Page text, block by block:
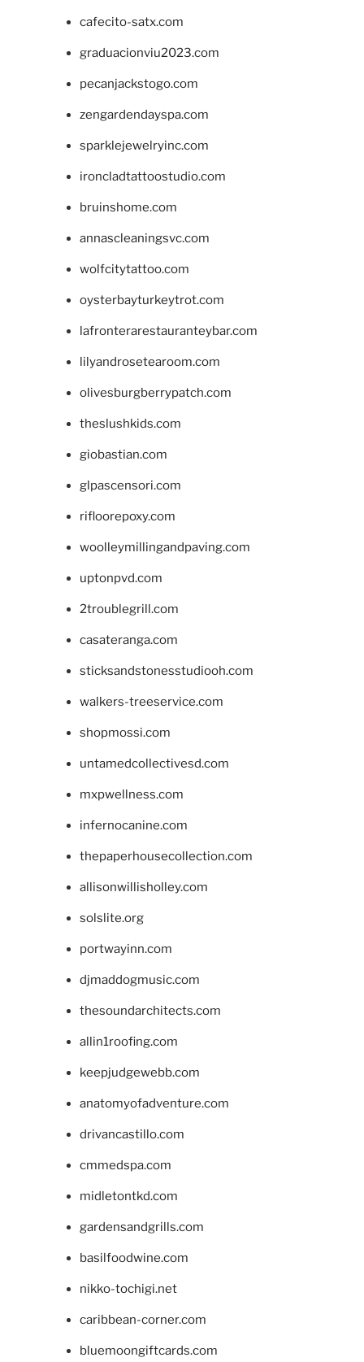
cafecito-satx.com
graduacionviu2023.com
pecanjackstogo.com
zengardendayspa.com
sparklejewelryinc.com
ironcladtattoostudio.com
bruinshome.com
annascleaningsvc.com
wolfcitytattoo.com
oysterbayturkeytrot.com
lafronterarestauranteybar.com
lilyandrosetearoom.com
olivesburgberrypatch.com
theslushkids.com
giobastian.com
glpascensori.com
rifloorepoxy.com
woolleymillingandpaving.com
uptonpvd.com
2troublegrill.com
casateranga.com
sticksandstonesstudiooh.com
walkers-treeservice.com
shopmossi.com
untamedcollectivesd.com
mxpwellness.com
infernocanine.com
thepaperhousecollection.com
allisonwillisholley.com
solslite.org
portwayinn.com
djmaddogmusic.com
thesoundarchitects.com
allin1roofing.com
keepjudgewebb.com
anatomyofadventure.com
drivancastillo.com
cmmedspa.com
midletontkd.com
gardensandgrills.com
basilfoodwine.com
nikko-tochigi.net
caribbean-corner.com
bluemoongiftcards.com